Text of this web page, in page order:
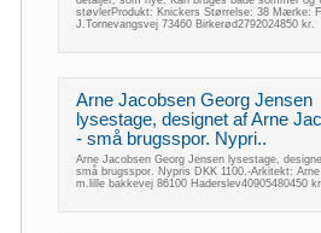
støvlerProdukt: Knickers Størrelse: 38 Mærke:
J.Tornevangsvej 73460 Birkerød2792024850 kr.
Arne Jacobsen Georg Jensen
lysestage, designet af Arne
- små brugsspor. Nypri..
Arne Jacobsen Georg Jensen lysestage,
små brugsspor. Nypris DKK 1100.-Arkitekt:
m.lille bakkevej 86100 Haderslev40905480450 kr.